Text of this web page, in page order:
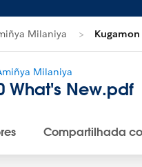
Milaniya
Milaniya
What's New.pdf
Compartilhada